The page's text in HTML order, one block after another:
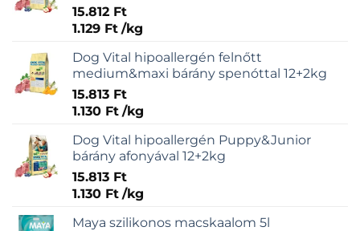
15.812 Ft
1.129 Ft /kg
Dog Vital hipoallergén felnőtt
medium&maxi bárány spenóttal 12+2kg
15.813 Ft
1.130 Ft /kg
Dog Vital hipoallergén Puppy&Junior
bárány afonyával 12+2kg
15.813 Ft
1.130 Ft /kg
Maya szilikonos macskaalom 5l